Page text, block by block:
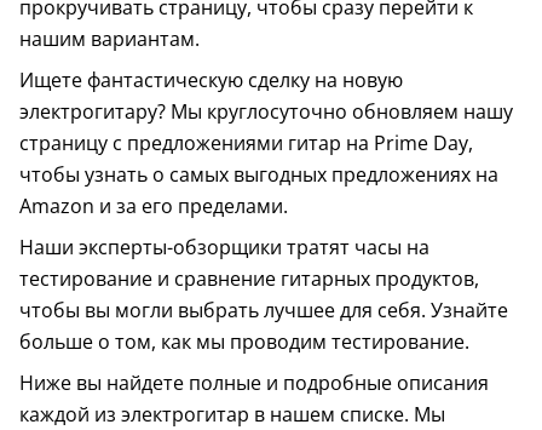
прокручивать страницу, чтобы сразу перейти к
нашим вариантам.
Ищете фантастическую сделку на новую
электрогитару? Мы круглосуточно обновляем нашу
страницу с предложениями гитар на Prime Day,
чтобы узнать о самых выгодных предложениях на
Amazon и за его пределами.
Наши эксперты-обзорщики тратят часы на
тестирование и сравнение гитарных продуктов,
чтобы вы могли выбрать лучшее для себя. Узнайте
больше о том, как мы проводим тестирование.
Ниже вы найдете полные и подробные описания
каждой из электрогитар в нашем списке. Мы